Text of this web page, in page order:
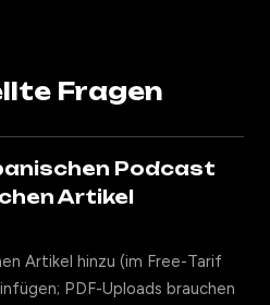
Fragen
Podcast
Artikel
Artikel hinzu (im Free-Tarif
PDF-Uploads brauchen